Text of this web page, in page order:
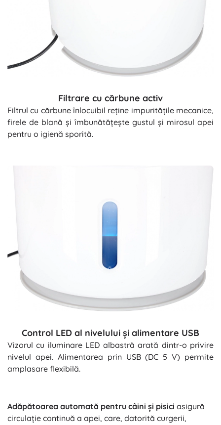
Filtrare cu cărbune activ
Filtrul cu cărbune înlocuibil reține impuritățile mecanice,
firele de blană și îmbunătățește gustul și mirosul apei
pentru o igienă sporită.
Control LED al nivelului și alimentare USB
Vizorul cu iluminare LED albastră arată dintr-o privire
nivelul apei. Alimentarea prin USB (DC 5 V) permite
amplasare flexibilă.
Adăpătoarea automată pentru câini și pisici asigură
circulație continuă a apei, care, datorită curgerii,